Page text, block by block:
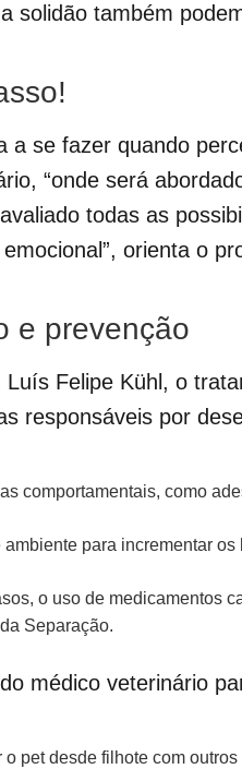
solidão também
a se fazer quando
“onde será
todas as
orienta o
e prevenção
Luís Felipe Kühl, o
responsáveis por
comportamentais, como
ambiente para incrementar
o uso de medicamentos
Separação.
médico veterinário
o pet desde filhote com